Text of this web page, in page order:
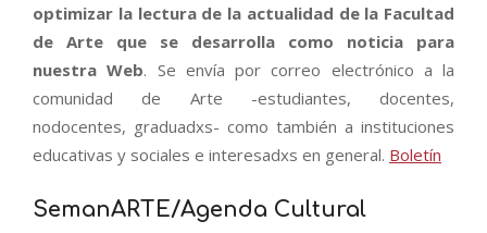
optimizar la lectura de la actualidad de la Facultad
de Arte que se desarrolla como noticia para
nuestra Web. Se envía por correo electrónico a la
comunidad de Arte -estudiantes, docentes,
nodocentes, graduadxs- como también a instituciones
educativas y sociales e interesadxs en general. Boletín
SemanARTE/Agenda Cultural